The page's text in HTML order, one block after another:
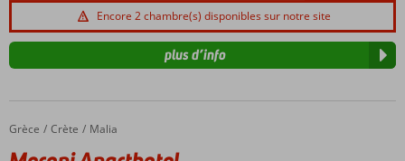
Encore 2 chambre(s) disponibles sur notre site
plus d’info
Accueil
Grèce Crète Malia
Meropi Aparthotel